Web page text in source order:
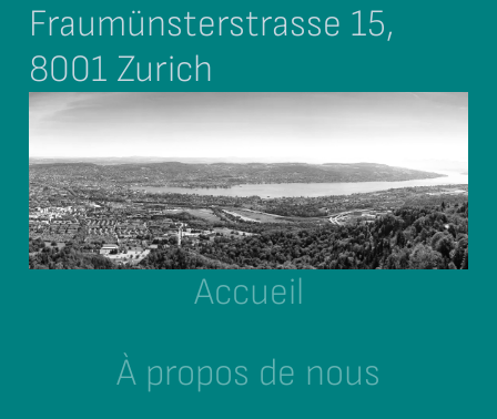
Fraumünsterstrasse 15,
8001 Zurich
Accueil
À propos de nous